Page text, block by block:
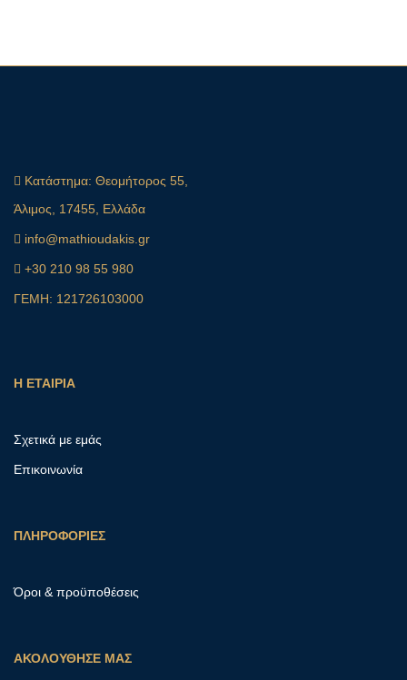
Κατάστημα: Θεομήτορος 55,
Άλιμος, 17455, Ελλάδα
info@mathioudakis.gr
+30 210 98 55 980
ΓΕΜΗ: 121726103000
Η ΕΤΑΙΡΙΑ
Σχετικά με εμάς
Επικοινωνία
ΠΛΗΡΟΦΟΡΙΕΣ
Όροι & προϋποθέσεις
ΑΚΟΛΟΥΘΗΣΕ ΜΑΣ